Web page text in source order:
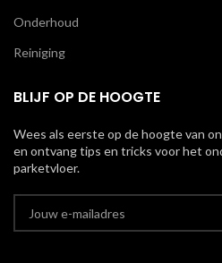
Onderhoud
Reiniging
BLIJF OP DE HOOGTE
Wees als eerste op de hoogte van
en ontvang tips en tricks voor het
parketvloer.